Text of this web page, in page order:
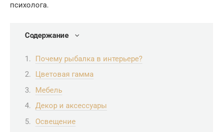
психолога.
Содержание
Почему рыбалка в интерьере?
Цветовая гамма
Мебель
Декор и аксессуары
Освещение